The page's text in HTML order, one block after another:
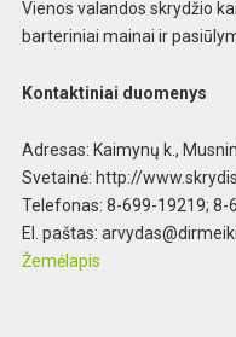
Vienos valandos skrydžio
barteriniai mainai ir
Kontaktiniai duomenys
Adresas: Kaimynų k.,
Svetainė: http://
Telefonas: 8-699-19219; 8-
El. paštas:
Žemėlapis